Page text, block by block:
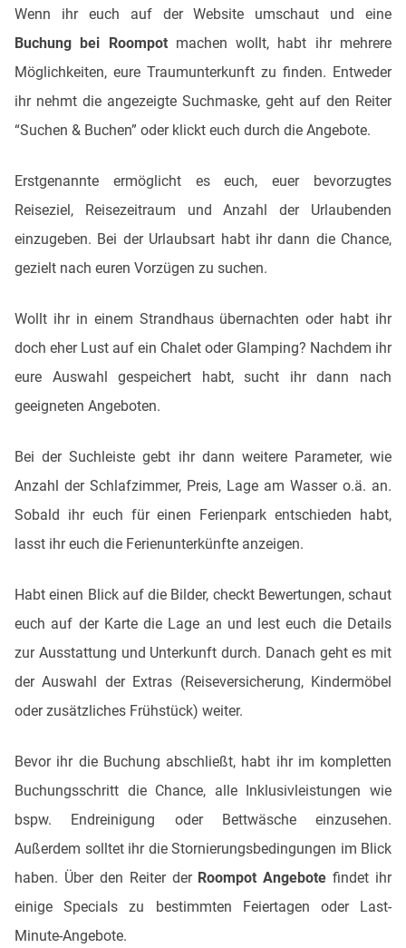
Wenn ihr euch auf der Website umschaut und eine
Buchung bei Roompotmachen wollt, habt ihr mehrere
Möglichkeiten, eure Traumunterkunft zu finden. Entweder
ihr nehmt die angezeigte Suchmaske, geht auf den Reiter
“Suchen & Buchen” oder klickt euch durch die Angebote.
Erstgenannte ermöglicht es euch, euer bevorzugtes
Reiseziel, Reisezeitraum und Anzahl der Urlaubenden
einzugeben. Bei der Urlaubsart habt ihr dann die Chance,
gezielt nach euren Vorzügen zu suchen.
Wollt ihr in einem Strandhaus übernachten oder habt ihr
doch eher Lust auf ein Chalet oder Glamping? Nachdem ihr
eure Auswahl gespeichert habt, sucht ihr dann nach
geeigneten Angeboten.
Bei der Suchleiste gebt ihr dann weitere Parameter, wie
Anzahl der Schlafzimmer, Preis, Lage am Wasser o.ä. an.
Sobald ihr euch für einen Ferienpark entschieden habt,
lasst ihr euch die Ferienunterkünfte anzeigen.
Habt einen Blick auf die Bilder, checkt Bewertungen, schaut
euch auf der Karte die Lage an und lest euch die Details
zur Ausstattung und Unterkunft durch. Danach geht es mit
der Auswahl der Extras (Reiseversicherung, Kindermöbel
oder zusätzliches Frühstück) weiter.
Bevor ihr die Buchung abschließt, habt ihr im kompletten
Buchungsschritt die Chance, alle Inklusivleistungen wie
bspw. Endreinigung oder Bettwäsche einzusehen.
Außerdem solltet ihr die Stornierungsbedingungen im Blick
haben. Über den Reiter der Roompot Angebote findet ihr
einige Specials zu bestimmten Feiertagen oder Last-
Minute-Angebote.